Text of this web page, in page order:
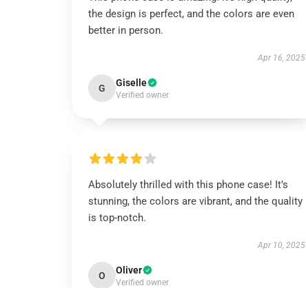
the design is perfect, and the colors are even
better in person.
Apr 16, 2025
G Giselle
Verified owner
Absolutely thrilled with this phone case! It’s
stunning, the colors are vibrant, and the quality
is top-notch.
Apr 10, 2025
O Oliver
Verified owner